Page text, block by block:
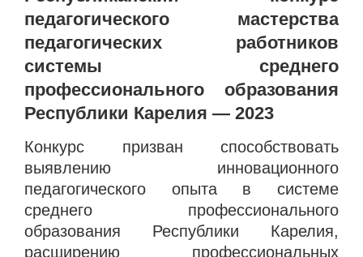
педагогического мастерства
педагогических работников
системы среднего
профессионального образования
Республики Карелия — 2023
Конкурс призван способствовать
выявлению инновационного
педагогического опыта в системе
среднего профессионального
образования Республики Карелия,
расширению профессиональных